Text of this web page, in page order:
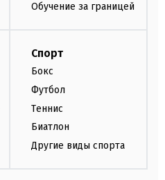
Обучение за границей
Спорт
Бокс
Футбол
Теннис
Биатлон
Другие виды спорта